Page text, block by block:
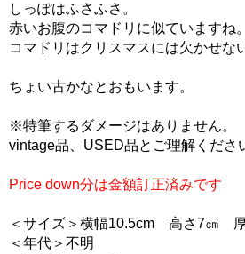
しっぽはふさふさ。
赤いお腹のコマドリに似ていますね。
コマドリはクリスマスには欠かせな
ちょい古かなとおもいます。
※特筆するダメージはありません。
vintage品、USED品とご理解くださ
Price down分は金額訂正済みです
＜サイズ＞横幅10.5cm 高さ7㎝
＜年代＞不明